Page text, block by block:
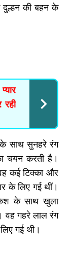
की बहन के
साथ सुनहरे रंग
चयन करती है।
कई टिक्का और
के लिए गई थीं।
के साथ खुला
वह गहरे लाल रंग
गई थी।